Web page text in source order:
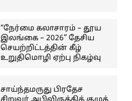
“நேர்மை கலாசாரம் – தூய
இலங்கை – 2026” தேசிய
செயற்றிட்டத்தின் கீழ்
உறுதிமொழி ஏற்பு நிகழ்வு
சாய்ந்தமருது பிரதேச